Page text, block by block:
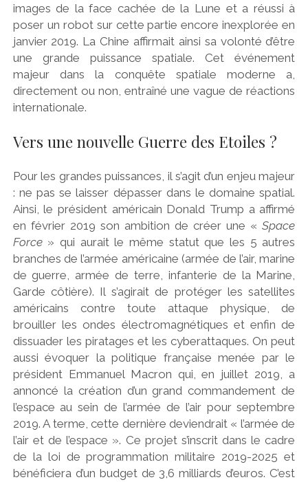
images de la face cachée de la Lune et a réussi à
poser un robot sur cette partie encore inexplorée en
janvier 2019. La Chine affirmait ainsi sa volonté d’être
une grande puissance spatiale. Cet événement
majeur dans la conquête spatiale moderne a,
directement ou non, entraîné une vague de réactions
internationale.
Vers une nouvelle Guerre des Etoiles ?
Pour les grandes puissances, il s’agit d’un enjeu majeur
: ne pas se laisser dépasser dans le domaine spatial.
Ainsi, le président américain Donald Trump a affirmé
en février 2019 son ambition de créer une « Space
Force» qui aurait le même statut que les 5 autres
branches de l’armée américaine (armée de l’air, marine
de guerre, armée de terre, infanterie de la Marine,
Garde côtière). Il s’agirait de protéger les satellites
américains contre toute attaque physique, de
brouiller les ondes électromagnétiques et enfin de
dissuader les piratages et les cyberattaques. On peut
aussi évoquer la politique française menée par le
président Emmanuel Macron qui, en juillet 2019, a
annoncé la création d’un grand commandement de
l’espace au sein de l’armée de l’air pour septembre
2019. A terme, cette dernière deviendrait « l’armée de
l’air et de l’espace ». Ce projet s’inscrit dans le cadre
de la loi de programmation militaire 2019-2025 et
bénéficiera d’un budget de 3,6 milliards d’euros. C’est